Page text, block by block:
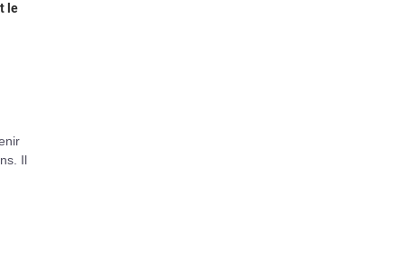
le
Il